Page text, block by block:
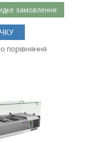
замовлення
порівняння